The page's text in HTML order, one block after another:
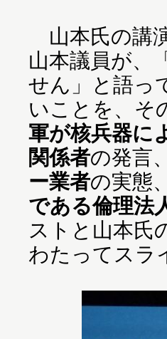
山本氏の講
山本議員が、
せん」と語っ
いことを、そ
軍が核兵器に
関係者の発言、
ー業者の実態、
である倫理法
ストと山本氏
わたってスラ